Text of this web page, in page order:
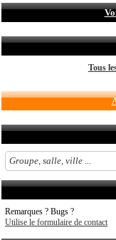
Tous
Remarques ? Bugs ?
Utilise le formulaire de contact